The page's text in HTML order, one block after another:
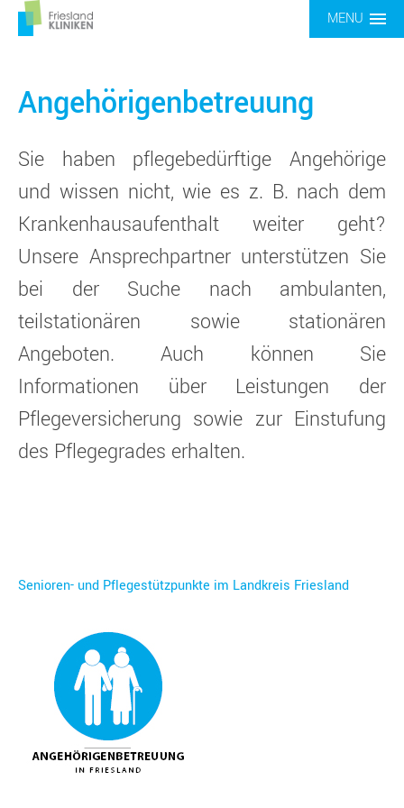
MENU
Angehörigenbetreuung
Sie haben pflegebedürftige Angehörige
und wissen nicht, wie es z. B. nach dem
Krankenhausaufenthalt weiter geht?
Unsere Ansprechpartner unterstützen Sie
bei der Suche nach ambulanten,
teilstationären sowie stationären
Angeboten. Auch können Sie
Informationen über Leistungen der
Pflegeversicherung sowie zur Einstufung
des Pflegegrades erhalten.
Senioren- und Pflegestützpunkte im Landkreis Friesland